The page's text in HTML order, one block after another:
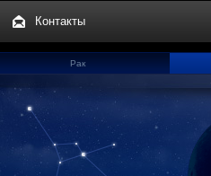
Контакты
Рак